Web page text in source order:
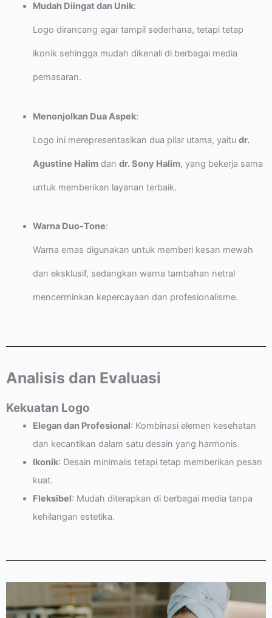
Mudah Diingat dan Unik:
Logo dirancang agar tampil sederhana, tetapi tetap
ikonik sehingga mudah dikenali di berbagai media
pemasaran.
Menonjolkan Dua Aspek:
Logo ini merepresentasikan dua pilar utama, yaitu dr.
Agustine Halimdan dr. Sony Halim, yang bekerja sama
untuk memberikan layanan terbaik.
Warna Duo-Tone:
Warna emas digunakan untuk memberi kesan mewah
dan eksklusif, sedangkan warna tambahan netral
mencerminkan kepercayaan dan profesionalisme.
Analisis dan Evaluasi
Kekuatan Logo
Elegan dan Profesional: Kombinasi elemen kesehatan
dan kecantikan dalam satu desain yang harmonis.
Ikonik: Desain minimalis tetapi tetap memberikan pesan
kuat.
Fleksibel: Mudah diterapkan di berbagai media tanpa
kehilangan estetika.